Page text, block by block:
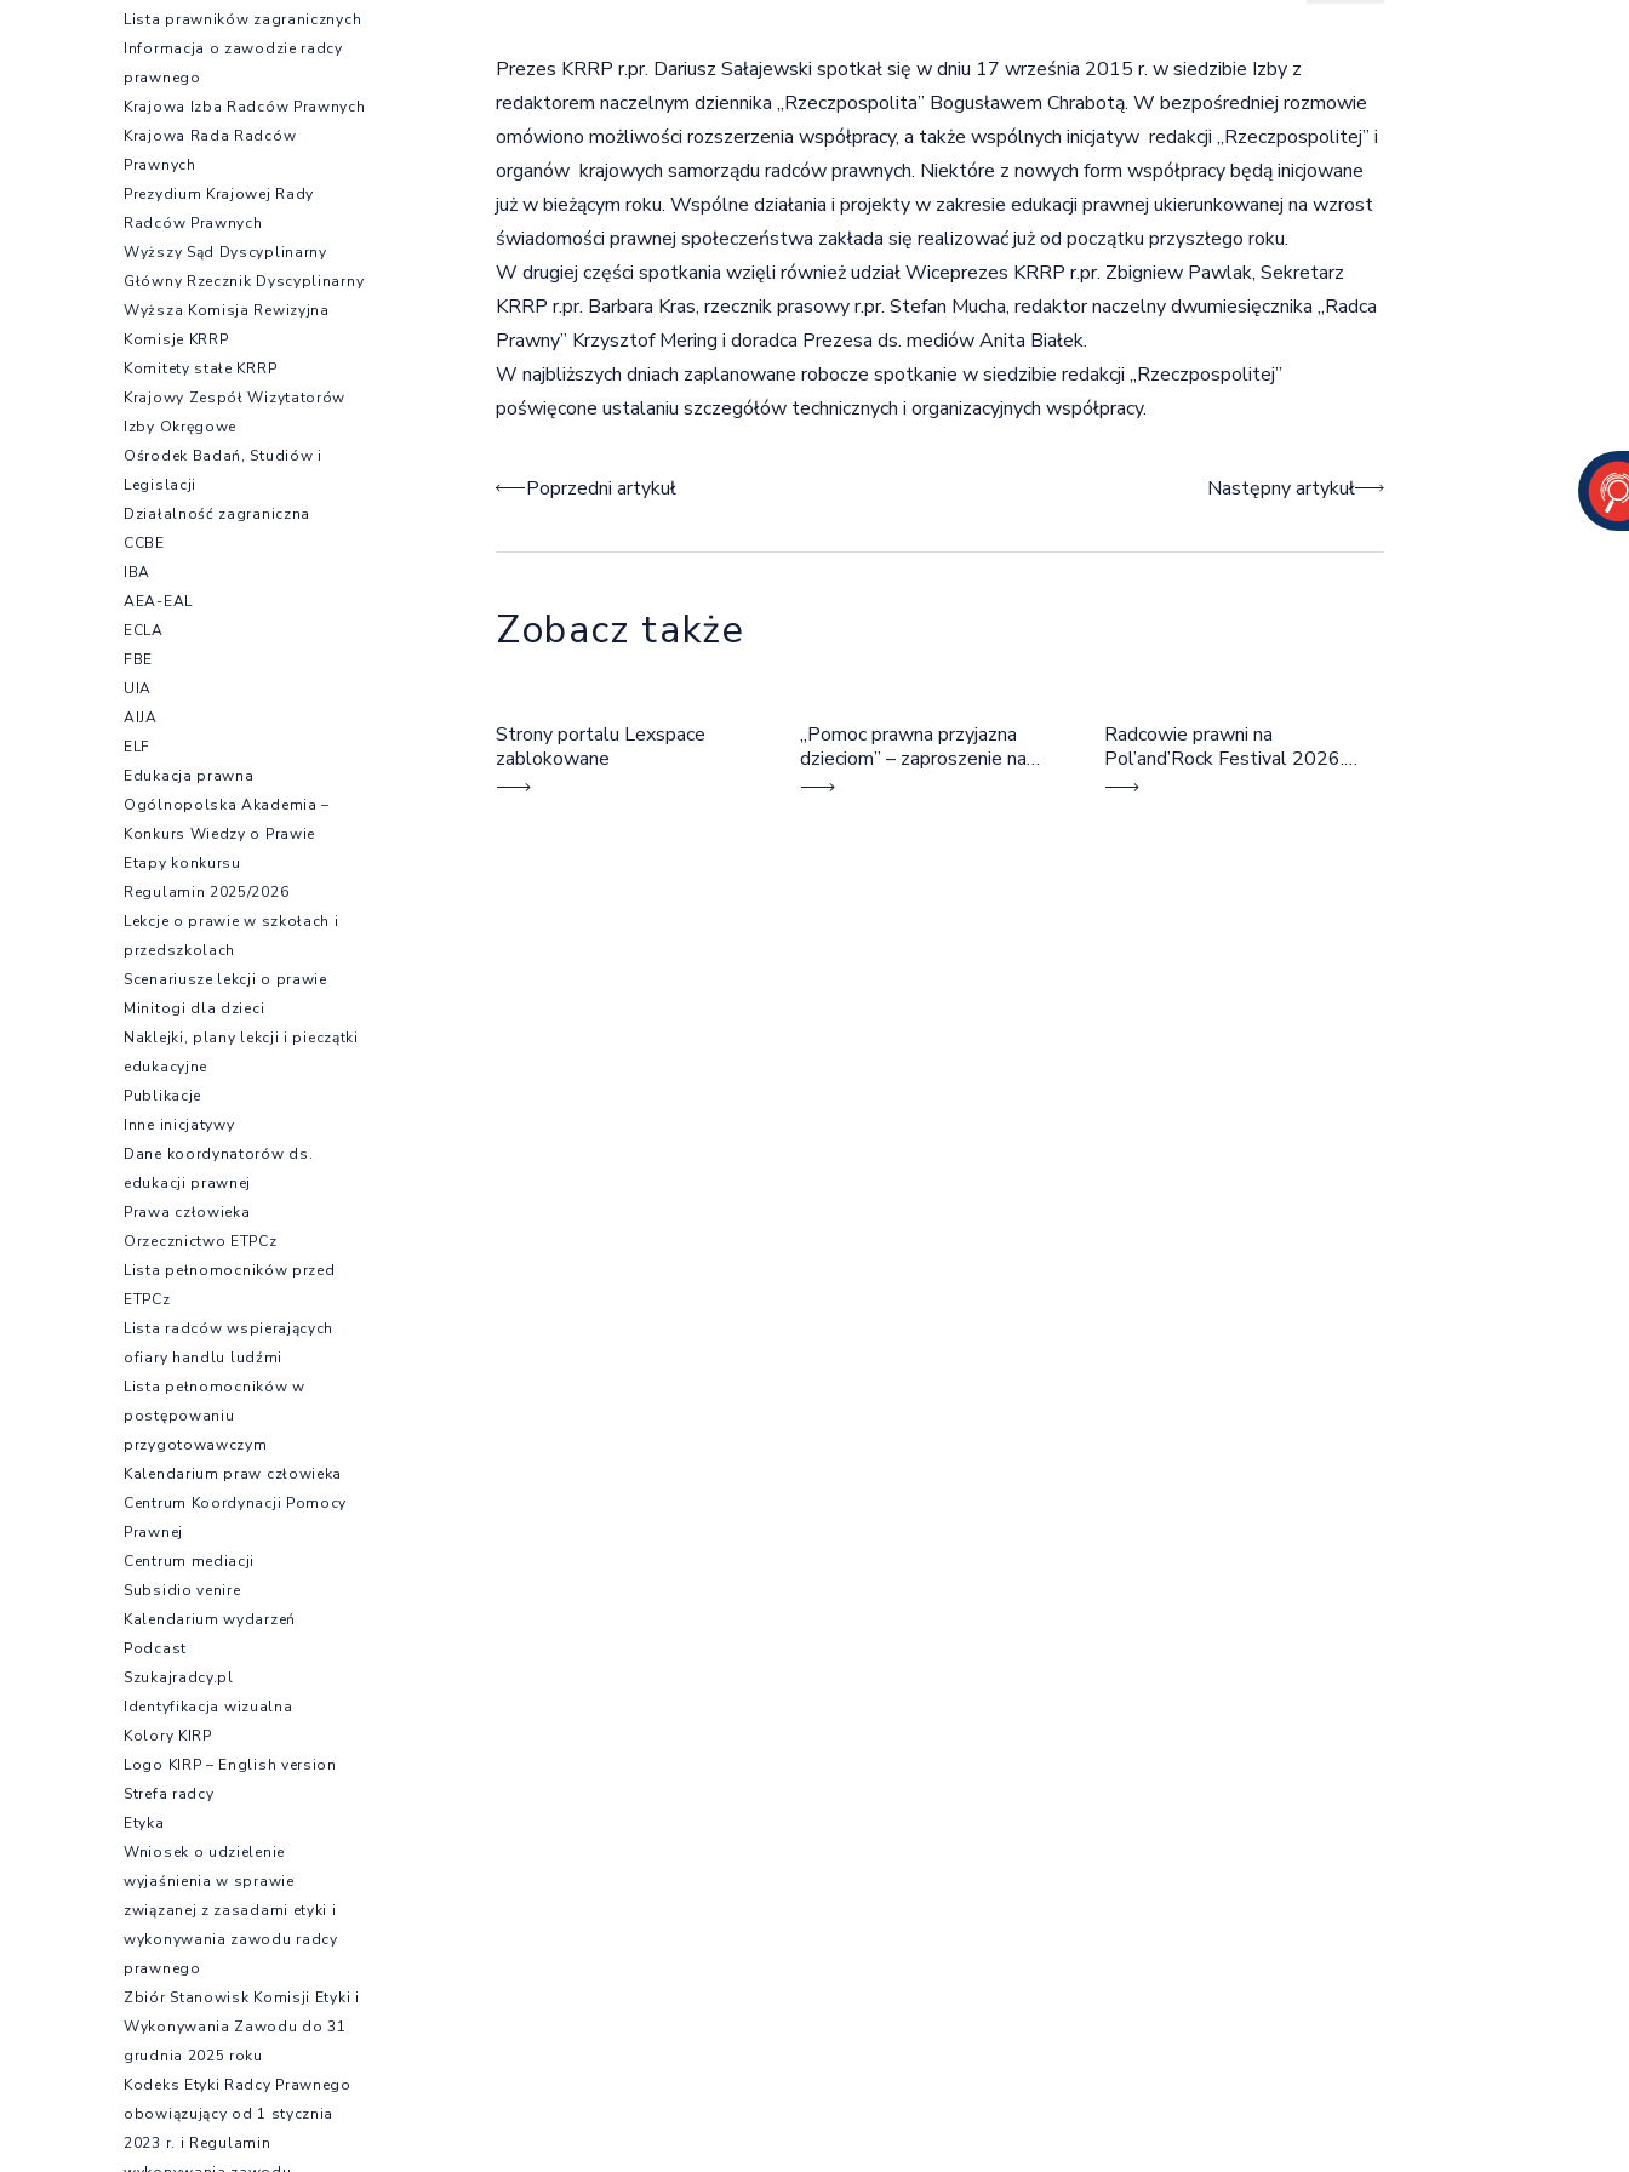
Prezes KRRP r.pr. Dariusz Sałajewski spotkał się w dniu 17 września 2015 r. w siedzibie Izby z
redaktorem naczelnym dziennika „Rzeczpospolita” Bogusławem Chrabotą. W bezpośredniej rozmowie
omówiono możliwości rozszerzenia współpracy, a także wspólnych inicjatyw redakcji „Rzeczpospolitej” i
organów krajowych samorządu radców prawnych. Niektóre z nowych form współpracy będą inicjowane
już w bieżącym roku. Wspólne działania i projekty w zakresie edukacji prawnej ukierunkowanej na wzrost
świadomości prawnej społeczeństwa zakłada się realizować już od początku przyszłego roku.
W drugiej części spotkania wzięli również udział Wiceprezes KRRP r.pr. Zbigniew Pawlak, Sekretarz
KRRP r.pr. Barbara Kras, rzecznik prasowy r.pr. Stefan Mucha, redaktor naczelny dwumiesięcznika „Radca
Prawny” Krzysztof Mering i doradca Prezesa ds. mediów Anita Białek.
W najbliższych dniach zaplanowane robocze spotkanie w siedzibie redakcji „Rzeczpospolitej”
poświęcone ustalaniu szczegółów technicznych i organizacyjnych współpracy.
Nawigacja wpisu
Poprzedni artykuł Następny artykuł
Zobacz także
Strony portalu Lexspace
zablokowane
„Pomoc prawna przyjazna
dzieciom” – zaproszenie na
szkolenie
Radcowie prawni na
Pol’and’Rock Festival 2026.
Cztery dni rozmów, edukacji i
Lista prawników zagranicznych
Informacja o zawodzie radcy
prawnego
Krajowa Izba Radców Prawnych
Krajowa Rada Radców
Prawnych
Prezydium Krajowej Rady
Radców Prawnych
Wyższy Sąd Dyscyplinarny
Główny Rzecznik Dyscyplinarny
Wyższa Komisja Rewizyjna
Komisje KRRP
Komitety stałe KRRP
Krajowy Zespół Wizytatorów
Izby Okręgowe
Ośrodek Badań, Studiów i
Legislacji
Działalność zagraniczna
CCBE
IBA
AEA-EAL
ECLA
FBE
UIA
AIJA
ELF
Edukacja prawna
Ogólnopolska Akademia –
Konkurs Wiedzy o Prawie
Etapy konkursu
Regulamin 2025/2026
Lekcje o prawie w szkołach i
przedszkolach
Scenariusze lekcji o prawie
Minitogi dla dzieci
Naklejki, plany lekcji i pieczątki
edukacyjne
Publikacje
Inne inicjatywy
Dane koordynatorów ds.
edukacji prawnej
Prawa człowieka
Orzecznictwo ETPCz
Lista pełnomocników przed
ETPCz
Lista radców wspierających
ofiary handlu ludźmi
Lista pełnomocników w
postępowaniu
przygotowawczym
Kalendarium praw człowieka
Centrum Koordynacji Pomocy
Prawnej
Centrum mediacji
Subsidio venire
Kalendarium wydarzeń
Podcast
Szukajradcy.pl
Identyfikacja wizualna
Kolory KIRP
Logo KIRP – English version
Strefa radcy
Etyka
Wniosek o udzielenie
wyjaśnienia w sprawie
związanej z zasadami etyki i
wykonywania zawodu radcy
prawnego
Zbiór Stanowisk Komisji Etyki i
Wykonywania Zawodu do 31
grudnia 2025 roku
Kodeks Etyki Radcy Prawnego
obowiązujący od 1 stycznia
2023 r. i Regulamin